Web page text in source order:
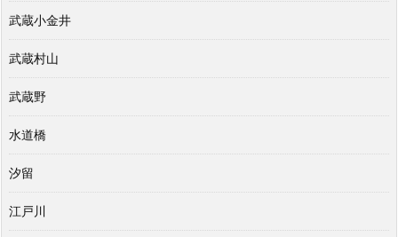
武蔵小金井
武蔵村山
武蔵野
水道橋
汐留
江戸川